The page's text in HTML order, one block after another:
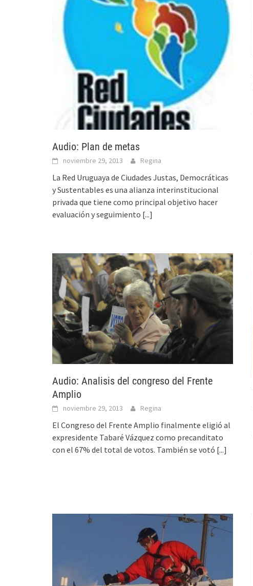
Audio: Plan de metas
noviembre 29, 2013 Regina
La Red Uruguaya de Ciudades Justas, Democráticas
y Sustentables es una alianza interinstitucional
privada que tiene como principal objetivo hacer
evaluación y seguimiento [...]
Audio: Analisis del congreso del Frente
Amplio
noviembre 29, 2013 Regina
El Congreso del Frente Amplio finalmente eligió al
expresidente Tabaré Vázquez como precanditato
con el 67% del total de votos. También se votó [...]